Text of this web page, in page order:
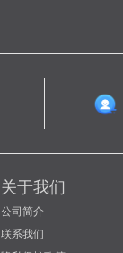
关于我们
公司简介
联系我们